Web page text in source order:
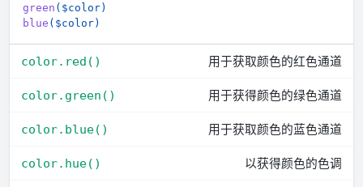
green ( $color)
blue ( $color)
color.red() 用于获取颜色的红色通道
color.green() 用于获得颜色的绿色通道
color.blue() 用于获取颜色的蓝色通道
color.hue() 以获得颜色的色调